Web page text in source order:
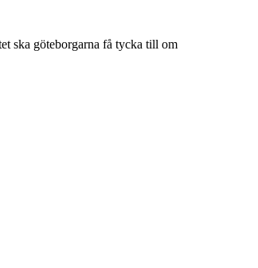
ska göteborgarna få tycka till om